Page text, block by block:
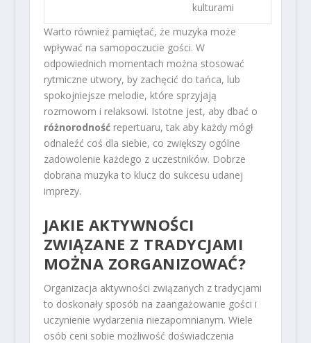
kulturami
Warto również pamiętać, że muzyka może
wpływać na samopoczucie gości. W
odpowiednich momentach można stosować
rytmiczne utwory, by zachęcić do tańca, lub
spokojniejsze melodie, które sprzyjają
rozmowom i relaksowi. Istotne jest, aby dbać o
różnorodnośćrepertuaru, tak aby każdy mógł
odnaleźć coś dla siebie, co zwiększy ogólne
zadowolenie każdego z uczestników. Dobrze
dobrana muzyka to klucz do sukcesu udanej
imprezy.
JAKIE AKTYWNOŚCI
ZWIĄZANE Z TRADYCJAMI
MOŻNA ZORGANIZOWAĆ?
Organizacja aktywności związanych z tradycjami
to doskonały sposób na zaangażowanie gości i
uczynienie wydarzenia niezapomnianym. Wiele
osób ceni sobie możliwość doświadczenia